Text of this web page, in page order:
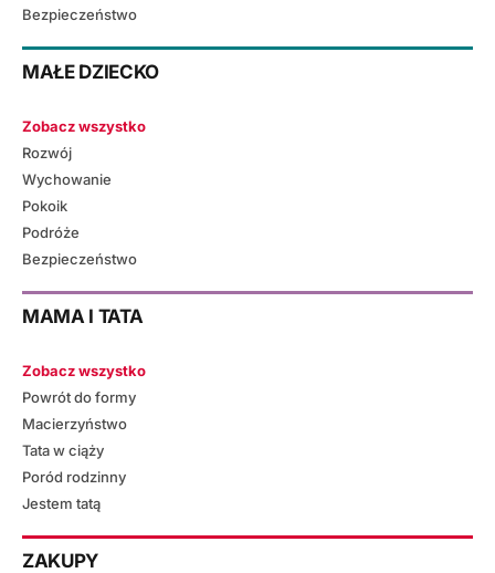
Bezpieczeństwo
MAŁE DZIECKO
Zobacz wszystko
Rozwój
Wychowanie
Pokoik
Podróże
Bezpieczeństwo
MAMA I TATA
Zobacz wszystko
Powrót do formy
Macierzyństwo
Tata w ciąży
Poród rodzinny
Jestem tatą
ZAKUPY